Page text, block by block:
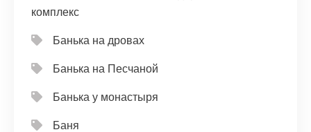
комплекс
Банька на дровах
Банька на Песчаной
Банька у монастыря
Баня